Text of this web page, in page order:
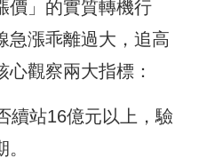
價」的實質轉機行
急漲乖離過大，追高
觀察兩大指標：
續站16億元以上，驗